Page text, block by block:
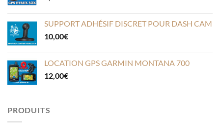
SUPPORT ADHÉSIF DISCRET POUR DASH CAM
10,00€
LOCATION GPS GARMIN MONTANA 700
12,00€
PRODUITS